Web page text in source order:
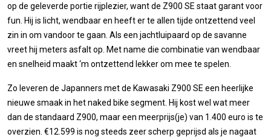
op de geleverde portie rijplezier, want de Z900 SE staat garant voor
fun. Hij is licht, wendbaar en heeft er te allen tijde ontzettend veel
zin in om vandoor te gaan. Als een jachtluipaard op de savanne
vreet hij meters asfalt op. Met name die combinatie van wendbaar
en snelheid maakt ‘m ontzettend lekker om mee te spelen.
Zo leveren de Japanners met de Kawasaki Z900 SE een heerlijke
nieuwe smaak in het naked bike segment. Hij kost wel wat meer
dan de standaard Z900, maar een meerprijs(je) van 1.400 euro is te
overzien. €12.599 is nog steeds zeer scherp geprijsd als je nagaat